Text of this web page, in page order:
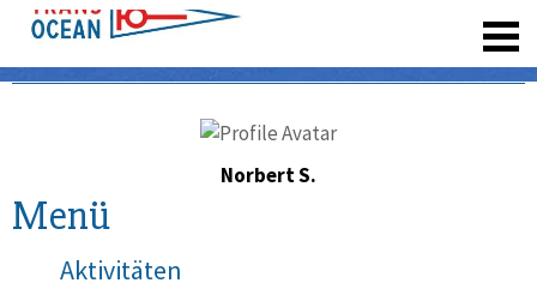
Norbert S.
Menü
Aktivitäten